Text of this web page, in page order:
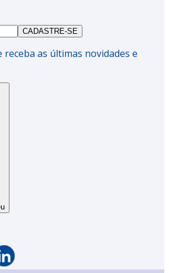
CADASTRE-SE
as últimas novidades e